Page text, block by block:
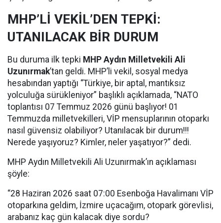
MHP’Lİ VEKİL’DEN TEPKİ:
UTANILACAK BİR DURUM
Bu duruma ilk tepki MHP Aydın Milletvekili Ali
Uzunırmak’tan geldi. MHP’li vekil, sosyal medya
hesabından yaptığı “Türkiye, bir aptal, mantıksız
yolculuğa sürükleniyor” başlıklı açıklamada, “NATO
toplantısı 07 Temmuz 2026 günü başlıyor! 01
Temmuzda milletvekilleri, VİP mensuplarının otoparkı
nasıl güvensiz olabiliyor? Utanılacak bir durum!!!
Nerede yaşıyoruz? Kimler, neler yaşatıyor?” dedi.
MHP Aydın Milletvekili Ali Uzunırmak’ın açıklaması
şöyle:
“28 Haziran 2026 saat 07:00 Esenboğa Havalimanı VİP
otoparkına geldim, İzmire uçacağım, otopark görevlisi,
arabanız kaç gün kalacak diye sordu?